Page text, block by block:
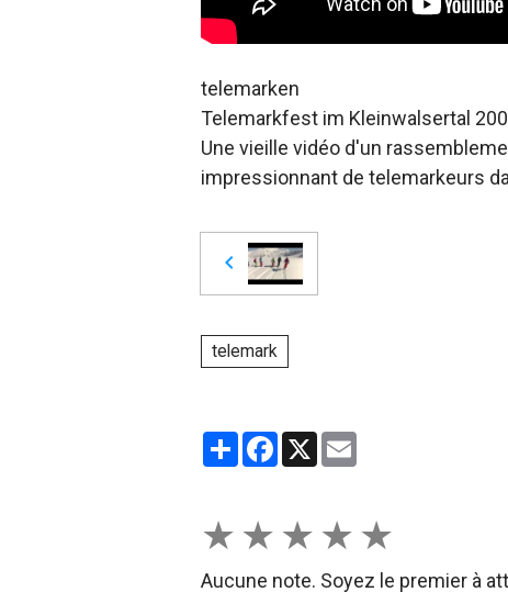
telemarken
Telemarkfest im Kleinwalsertal
Une vieille vidéo d'un
impressionnant de telemarkeurs
telemark
PartagerFacebook
X
★ ★ ★ ★ ★
Aucune note. Soyez le premier à